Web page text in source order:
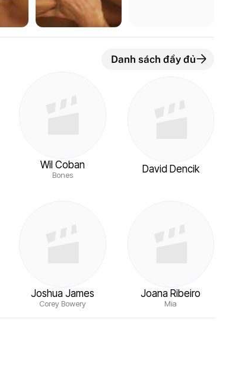
Danh sách đầy đủ
Wil Coban
Bones David Dencik
Joshua James
Corey Bowery
Joana Ribeiro
Mia